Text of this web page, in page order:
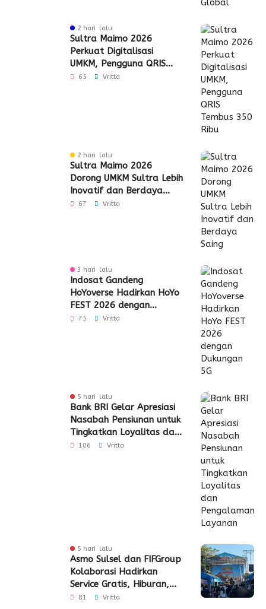
2 hari lalu
Sultra Maimo 2026
Perkuat Digitalisasi
UMKM, Pengguna QRIS
Tembus 350 Ribu
65 Vritta
2 hari lalu
Sultra Maimo 2026
Dorong UMKM Sultra Lebih
Inovatif dan Berdaya
Saing
67 Vritta
3 hari lalu
Indosat Gandeng
HoYoverse Hadirkan HoYo
FEST 2026 dengan
Dukungan 5G
75 Vritta
5 hari lalu
Bank BRI Gelar Apresiasi
Nasabah Pensiunan untuk
Tingkatkan Loyalitas dan
Pengalaman Layanan
106 Vritta
5 hari lalu
Asmo Sulsel dan FIFGroup
Kolaborasi Hadirkan
Service Gratis, Hiburan,
hingga Penyaluran CSR
81 Vritta